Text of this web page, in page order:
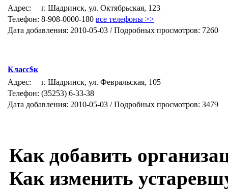
Адрес:
г. Шадринск, ул. Октябрьская, 123
Телефон: 8-908-0000-180 все телефоны >>
Дата добавления: 2010-05-03 / Подробных просмотров: 7260
Класс$к
Адрес:
г. Шадринск, ул. Февральская, 105
Телефон: (35253) 6-33-38
Дата добавления: 2010-05-03 / Подробных просмотров: 3479
Как добавить
Как изменить